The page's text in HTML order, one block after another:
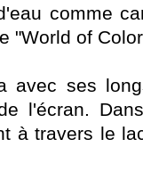
comme
"World of
avec ses
l'écran.
à travers le